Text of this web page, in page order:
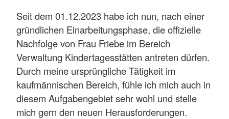
Seit dem 01.12.2023 habe ich nun, nach einer
gründlichen Einarbeitungsphase, die offizielle
Nachfolge von Frau Friebe im Bereich
Verwaltung Kindertagesstätten antreten dürfen.
Durch meine ursprüngliche Tätigkeit im
kaufmännischen Bereich, fühle ich mich auch in
diesem Aufgabengebiet sehr wohl und stelle
mich gern den neuen Herausforderungen.